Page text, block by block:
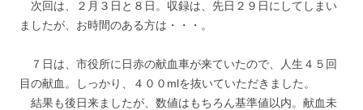
次回は、２月３日と８日。収録は、先日２９日にしてしまい
ましたが、お時間のある方は・・・。
７日は、市役所に日赤の献血車が来ていたので、人生４５回
目の献血。しっかり、４００mlを抜いていただきました。
結果も後日来ましたが、数値はもちろん基準値以内。献血未